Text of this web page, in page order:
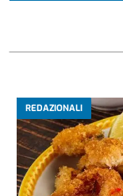
REDAZIONALI